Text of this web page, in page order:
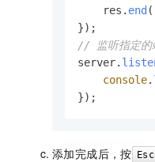
    res.
end (
// 监听指定的
server.
console.
});
添加完成后，按 Esc